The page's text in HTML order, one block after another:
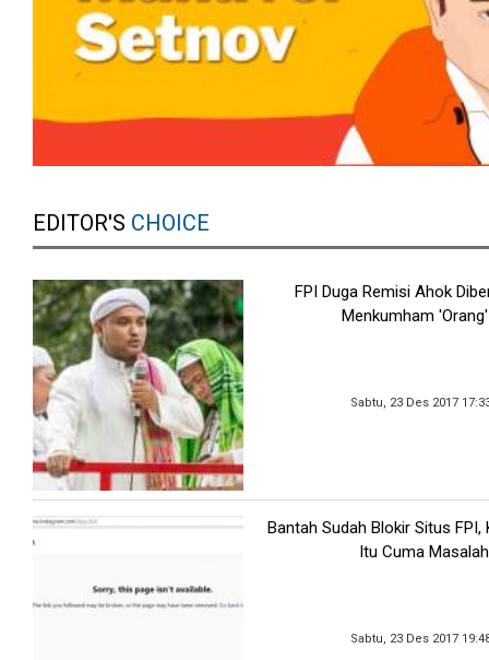
EDITOR'S CHOICE
FPI Duga Remisi Ahok
Menkumham 'Orang'
Sabtu, 23 Des 2017
Bantah Sudah Blokir Situs
Itu Cuma
Sabtu, 23 Des 2017